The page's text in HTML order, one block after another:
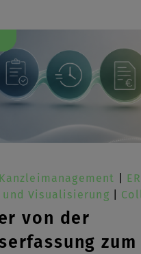
Kanzleimanagement
und Visualisierung
von der
zum